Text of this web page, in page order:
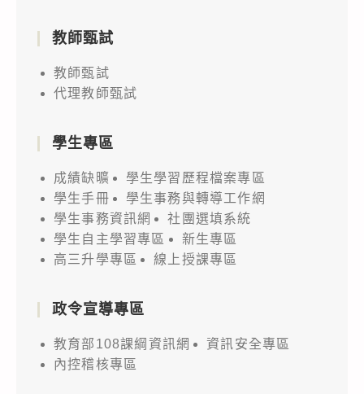
教師甄試
教師甄試
代理教師甄試
學生專區
成績缺曠
學生學習歷程檔案專區
學生手冊
學生事務與轉導工作網
學生事務資訊網
社團選填系統
學生自主學習專區
新生專區
高三升學專區
線上授課專區
政令宣導專區
教育部108課綱資訊網
資訊安全專區
內控稽核專區